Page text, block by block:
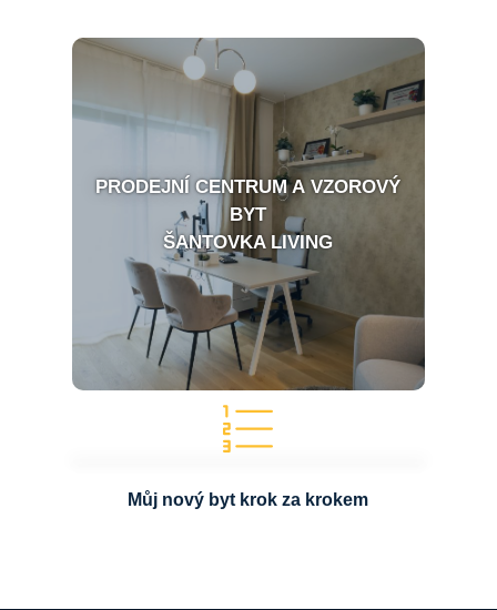
PRODEJNÍ CENTRUM A VZOROVÝ
BYT
ŠANTOVKA LIVING
Můj nový byt krok za krokem